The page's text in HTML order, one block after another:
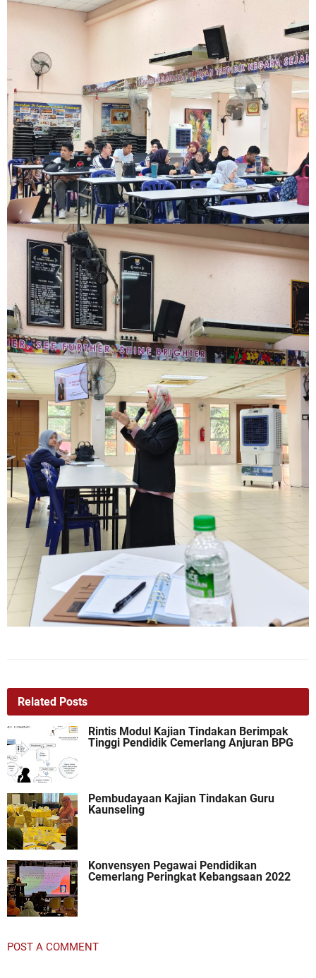
Related Posts
Rintis Modul Kajian Tindakan Berimpak
Tinggi Pendidik Cemerlang Anjuran BPG
Pembudayaan Kajian Tindakan Guru
Kaunseling
Konvensyen Pegawai Pendidikan
Cemerlang Peringkat Kebangsaan 2022
POST A COMMENT